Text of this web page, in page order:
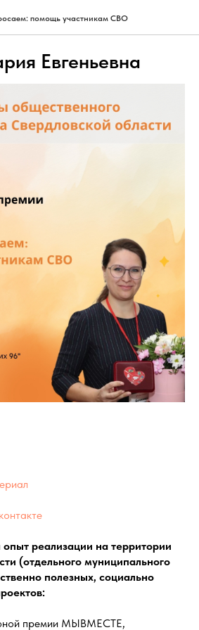
помощь участникам СВО
Евгеньевна
реализации на территории
(отдельного муниципального
полезных, социально
премии МЫВМЕСТЕ,